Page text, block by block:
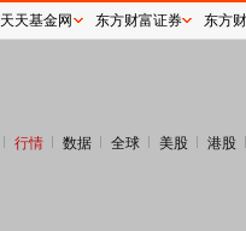
行情 数据 全球 美股 港股
天天基金网 东方财富证券 东方